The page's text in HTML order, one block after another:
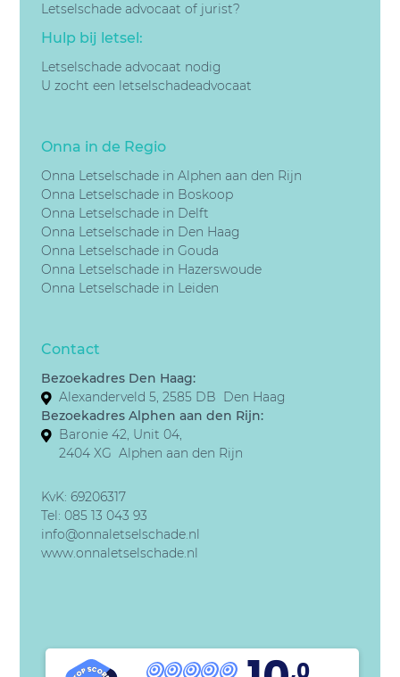
Letselschade advocaat of jurist?
Hulp bij letsel:
Letselschade advocaat nodig
U zocht een letselschadeadvocaat
Onna in de Regio
Onna Letselschade in Alphen aan den Rijn
Onna Letselschade in Boskoop
Onna Letselschade in Delft
Onna Letselschade in Den Haag
Onna Letselschade in Gouda
Onna Letselschade in Hazerswoude
Onna Letselschade in Leiden
Contact
Bezoekadres Den Haag:
Alexanderveld 5, 2585 DB Den Haag
Bezoekadres Alphen aan den Rijn:
Baronie 42, Unit 04,
2404 XG Alphen aan den Rijn
KvK: 69206317
Tel: 085 13 043 93
info@onnaletselschade.nl
www.onnaletselschade.nl
,0